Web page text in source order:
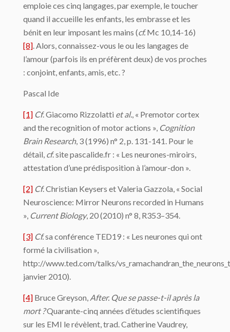
emploie ces cinq langages, par exemple, le toucher
quand il accueille les enfants, les embrasse et les
bénit en leur imposant les mains (cf.Mc 10,14-16)
[8]. Alors, connaissez-vous le ou les langages de
l’amour (parfois ils en préfèrent deux) de vos proches
: conjoint, enfants, amis, etc. ?
Pascal Ide
[1] Cf. Giacomo Rizzolatti et al., « Premotor cortex
and the recognition of motor actions », Cognition
Brain Research, 3 (1996) n° 2, p. 131-141. Pour le
détail, cf. site pascalide.fr : « Les neurones-miroirs,
attestation d’une prédisposition à l’amour-don ».
[2] Cf. Christian Keysers et Valeria Gazzola, « Social
Neuroscience: Mirror Neurons recorded in Humans
», Current Biology, 20 (2010) n° 8, R353–354.
[3] Cf.sa conférence TED19 : « Les neurones qui ont
formé la civilisation »,
http://www.ted.com/talks/
janvier 2010).
[4] Bruce Greyson, After. Que se passe-t-il après la
mort ?Quarante-cinq années d’études scientifiques
sur les EMI le révèlent, trad. Catherine Vaudrey,